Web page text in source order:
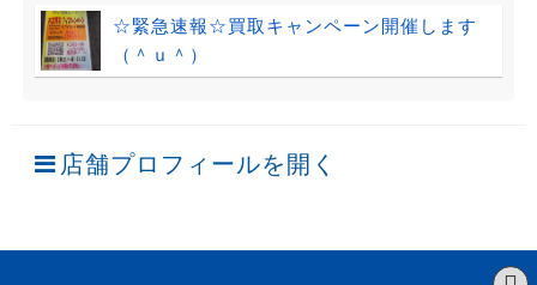
☆緊急速報☆買取キャンペーン開催します
（＾ｕ＾）
店舗プロフィールを開く